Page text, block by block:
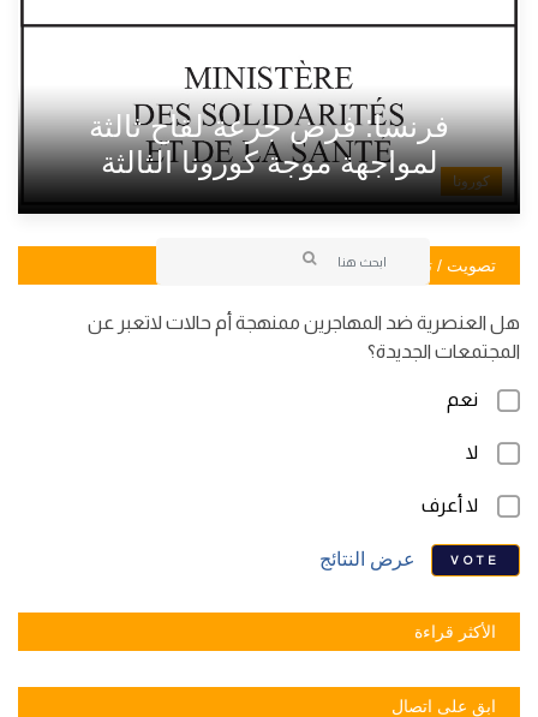
كورونا
فرنسا: فرض جرعة لقاح ثالثة
لمواجهة موجة كورونا الثالثة
تصويت / تصويت
هل العنصرية ضد المهاجرين ممنهجة أم حالات لاتعبر عن
المجتمعات الجديدة؟
نعم
لا
لا أعرف
VOTE عرض النتائج
الأكثر قراءة
ابق على اتصال